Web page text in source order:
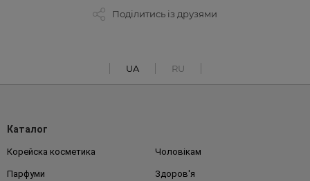
Поділитись із друзями
UA RU
Каталог
Корейска косметика Чоловікам
Парфуми Здоров'я